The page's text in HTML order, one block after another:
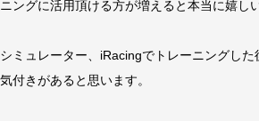
ニングに活用頂ける方が増えると本当に嬉し
シミュレーター、iRacingでトレーニングし
気付きがあると思います。